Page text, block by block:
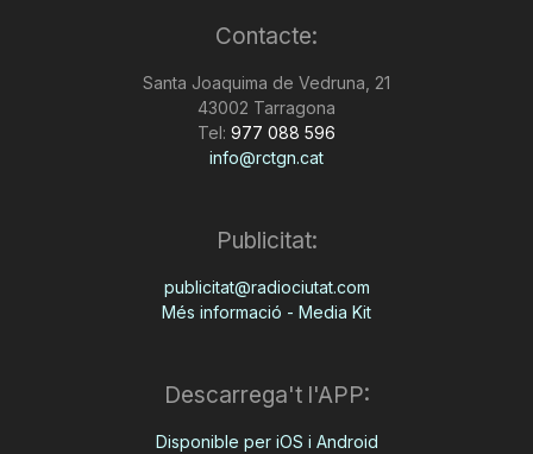
Contacte:
Santa Joaquima de Vedruna, 21
43002 Tarragona
Tel: 977 088 596
info@rctgn.cat
Publicitat:
publicitat@radiociutat.com
Més informació - Media Kit
Descarrega't l'APP:
Disponible per iOS i Android